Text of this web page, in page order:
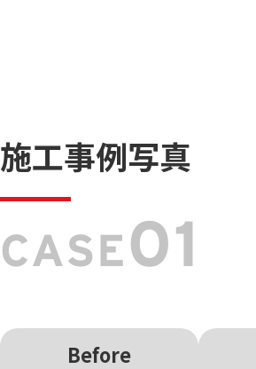
施工事例写真
CASE01
Before